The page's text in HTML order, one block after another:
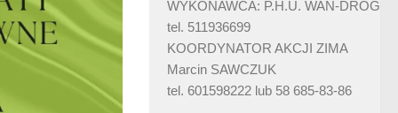
WYKONAWCA: P.H.U. WAN-DRÓG
tel. 511936699
KOORDYNATOR AKCJI ZIMA
Marcin SAWCZUK
tel. 601598222 lub 58 685-83-86